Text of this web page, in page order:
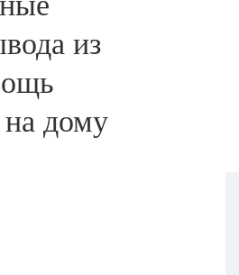
из
на дому